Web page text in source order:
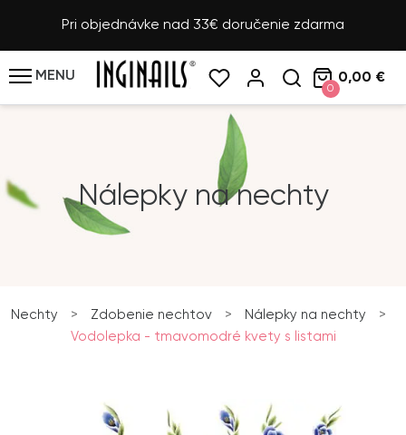
Pri objednávke nad 33€ doručenie zdarma
MENU
0
0,00 €
Nálepky na nechty
Nechty > Zdobenie nechtov > Nálepky na nechty
>
Vodolepka - tmavomodré kvety s listami